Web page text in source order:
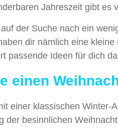
Jahreszeit gibt es
der Suche nach ein
dir nämlich eine
passende Ideen für dich
einen
einer klassischen Winter-
der besinnlichen